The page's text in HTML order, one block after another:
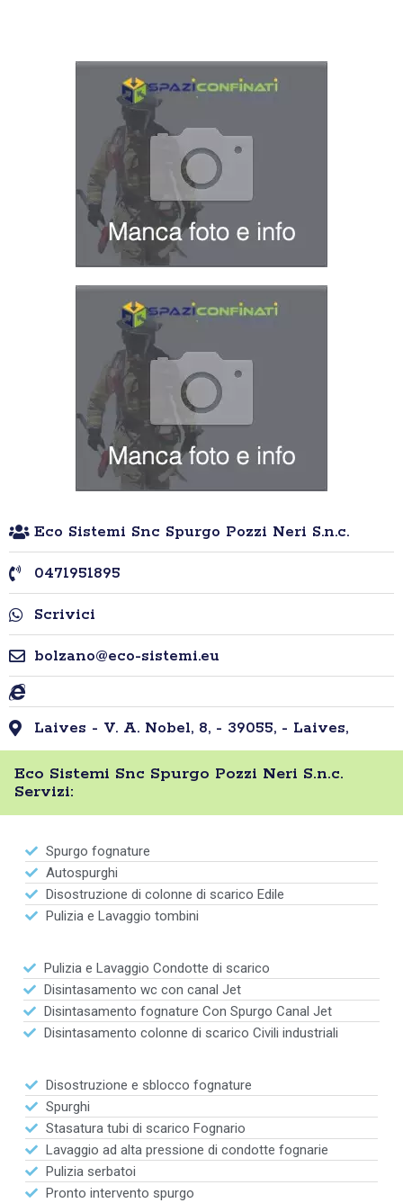
Eco Sistemi Snc Spurgo Pozzi Neri S.n.c.
0471951895
Scrivici
bolzano@eco-sistemi.eu
Laives - V. A. Nobel, 8, - 39055, - Laives,
Eco Sistemi Snc Spurgo Pozzi Neri S.n.c.
Servizi:
Spurgo fognature
Autospurghi
Disostruzione di colonne di scarico Edile
Pulizia e Lavaggio tombini
Pulizia e Lavaggio Condotte di scarico
Disintasamento wc con canal Jet
Disintasamento fognature Con Spurgo Canal Jet
Disintasamento colonne di scarico Civili industriali
Disostruzione e sblocco fognature
Spurghi
Stasatura tubi di scarico Fognario
Lavaggio ad alta pressione di condotte fognarie
Pulizia serbatoi
Pronto intervento spurgo